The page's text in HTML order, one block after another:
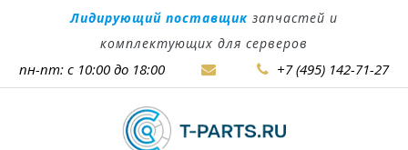
Лидирующий поставщик запчастей и
комплектующих для серверов
пн-пт: с 10:00 до 18:00 +7 (495) 142-71-27